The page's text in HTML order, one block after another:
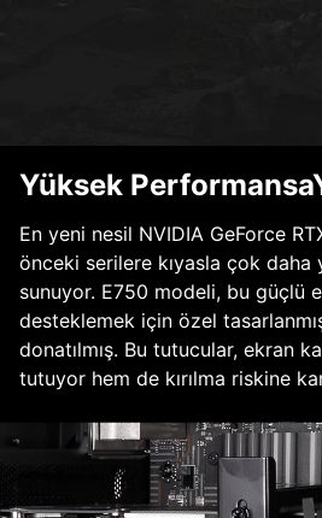
Yüksek
En yeni nesil NVIDIA GeForce
önceki serilere kıyasla çok
sunuyor. E750 modeli, bu güçlü
desteklemek için özel
donatılmış. Bu tutucular, ekran
tutuyor hem de kırılma riskine